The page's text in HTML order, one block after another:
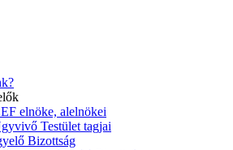
elnöke, alelnökei
Testület tagjai
Bizottság